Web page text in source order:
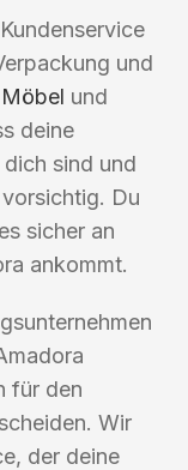
und
Möbel und
deine
sind und
Du
sicher an
ankommt.
für den
Wir
der deine